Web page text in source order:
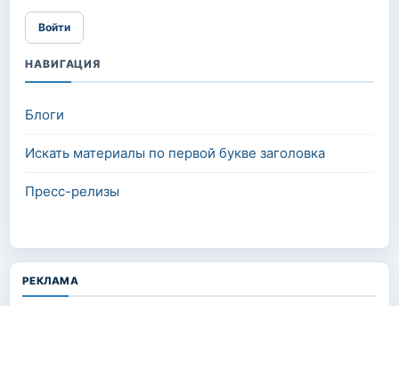
НАВИГАЦИЯ
Блоги
Искать материалы по первой букве заголовка
Пресс-релизы
РЕКЛАМА